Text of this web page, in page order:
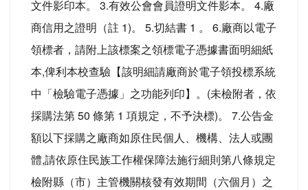
文件影印本。 3.有效公會會員證明文件影本。 4.廠
商信用之證明（註 1)。 5.切結書 1 。 6.廠商以電子
領標者，請附上該標案之領標電子憑據書面明細紙
本,俾利本校查驗【該明細請廠商於電子領投標系統
中「檢驗電子憑據」之功能列印】。(未檢附者，依
採購法第 50 條第 1 項規定，不予決標)。 7.公告金
額以下採購之廠商如原住民個人、機構、法人或團
體,請依原住民族工作權保障法施行細則第八條規定
檢附縣（市）主管機關核發有效期間（六個月）之